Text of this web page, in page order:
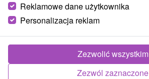
Reklamowe dane użytkownika
Personalizacja reklam
Zezwól zaznaczone
Zezwolić wszystkim